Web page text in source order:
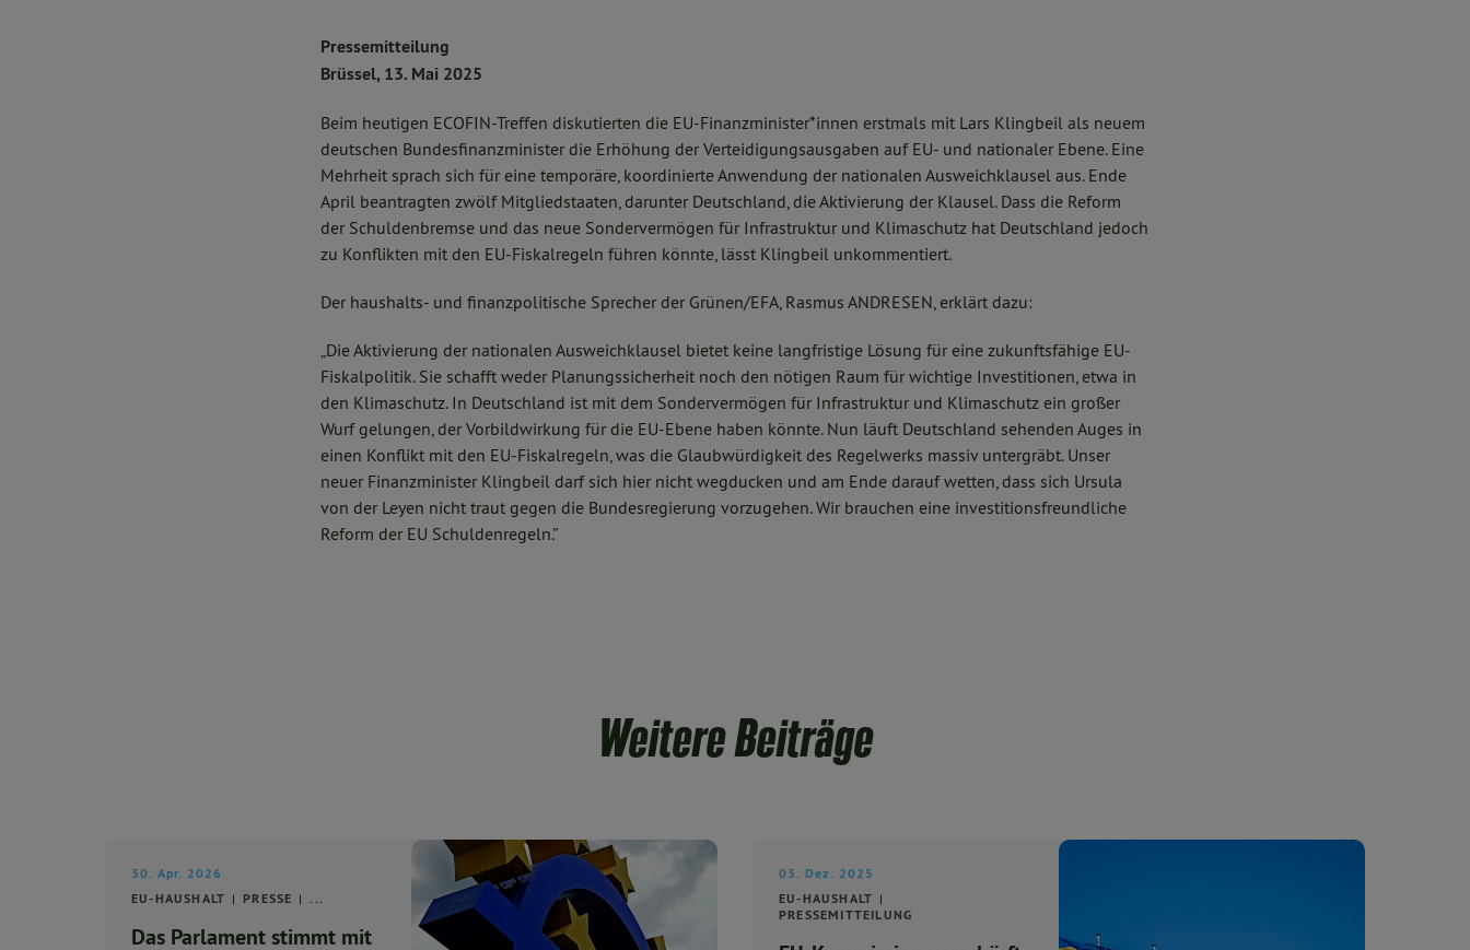
Pressemitteilung
Brüssel, 13. Mai 2025
Beim heutigen ECOFIN-Treffen diskutierten die EU-Finanzminister*innen erstmals mit Lars Klingbeil als neuem
deutschen Bundesfinanzminister die Erhöhung der Verteidigungsausgaben auf EU- und nationaler Ebene. Eine
Mehrheit sprach sich für eine temporäre, koordinierte Anwendung der nationalen Ausweichklausel aus. Ende
April beantragten zwölf Mitgliedstaaten, darunter Deutschland, die Aktivierung der Klausel. Dass die Reform
der Schuldenbremse und das neue Sondervermögen für Infrastruktur und Klimaschutz hat Deutschland jedoch
zu Konflikten mit den EU-Fiskalregeln führen könnte, lässt Klingbeil unkommentiert.
Der haushalts- und finanzpolitische Sprecher der Grünen/EFA, Rasmus ANDRESEN, erklärt dazu:
„Die Aktivierung der nationalen Ausweichklausel bietet keine langfristige Lösung für eine zukunftsfähige EU-
Fiskalpolitik. Sie schafft weder Planungssicherheit noch den nötigen Raum für wichtige Investitionen, etwa in
den Klimaschutz. In Deutschland ist mit dem Sondervermögen für Infrastruktur und Klimaschutz ein großer
Wurf gelungen, der Vorbildwirkung für die EU-Ebene haben könnte. Nun läuft Deutschland sehenden Auges in
einen Konflikt mit den EU-Fiskalregeln, was die Glaubwürdigkeit des Regelwerks massiv untergräbt. Unser
neuer Finanzminister Klingbeil darf sich hier nicht wegducken und am Ende darauf wetten, dass sich Ursula
von der Leyen nicht traut gegen die Bundesregierung vorzugehen. Wir brauchen eine investitionsfreundliche
Reform der EU Schuldenregeln.”
Weitere Beiträge
30. Apr. 2026
EU-HAUSHALT
PRESSE ...
Das Parlament stimmt mit
03. Dez. 2025
EU-HAUSHALT
PRESSEMITTEILUNG